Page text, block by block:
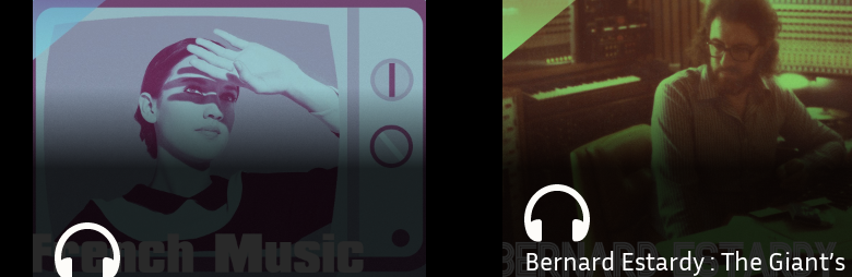
Bernard Estardy : The Giant’s